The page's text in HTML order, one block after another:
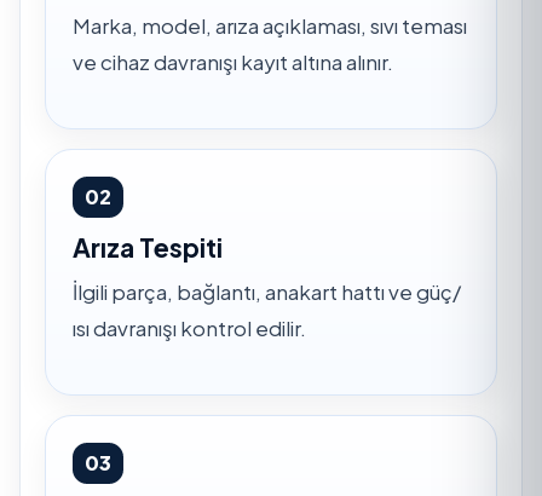
Marka, model, arıza açıklaması, sıvı teması
ve cihaz davranışı kayıt altına alınır.
02
Arıza Tespiti
İlgili parça, bağlantı, anakart hattı ve güç/
ısı davranışı kontrol edilir.
03